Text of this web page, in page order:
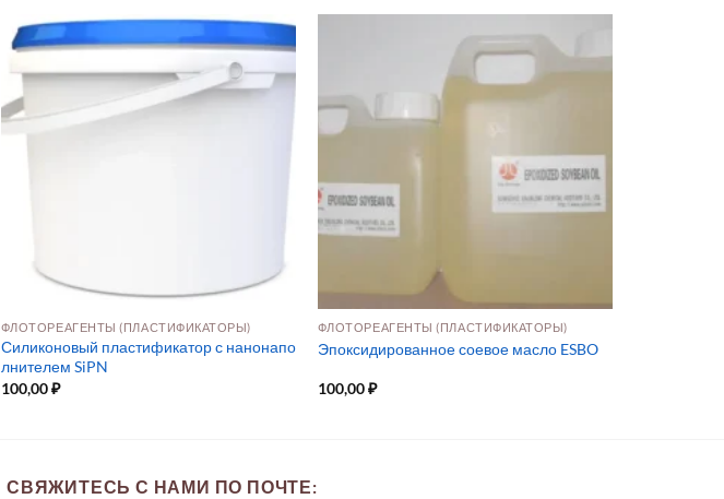
ФЛОТОРЕАГЕНТЫ (ПЛАСТИФИКАТОРЫ)
Силиконовый пластификатор с нанонапо
лнителем SiPN
100,00₽
ФЛОТОРЕАГЕНТЫ (ПЛАСТИФИКАТОРЫ)
Эпоксидированное соевое масло ESBO
100,00₽
СВЯЖИТЕСЬ С НАМИ ПО ПОЧТЕ: